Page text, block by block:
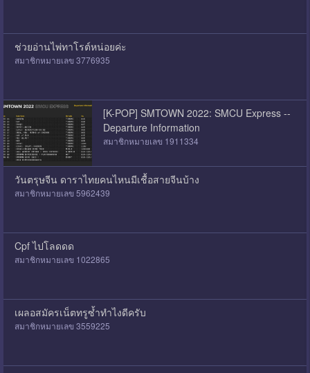
ช่วยอ่านไพ่ทาโรต์หน่อยค่ะ
สมาชิกหมายเลข 3776935
[K-POP] SMTOWN 2022: SMCU Express --
Departure Information
สมาชิกหมายเลข 1911334
วันตรุษจีน ดาราไทยคนไหนมีเชื้อสายจีนบ้าง
สมาชิกหมายเลข 5962439
Cpf ไปโลดดด
สมาชิกหมายเลข 1022865
เผลอสมัครเน็ตทรูซ้ำทําไงดีครับ
สมาชิกหมายเลข 3559225